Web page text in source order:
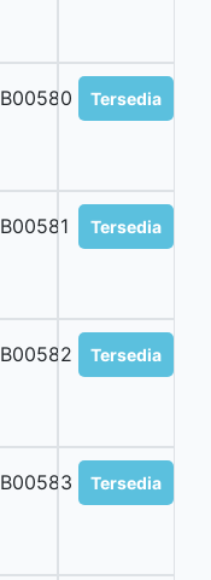
B00580 Tersedia
B00581 Tersedia
B00582 Tersedia
B00583 Tersedia